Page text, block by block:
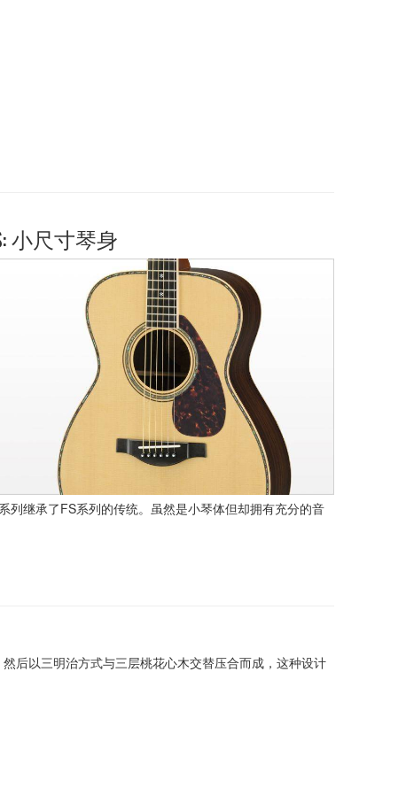
小尺寸琴身
列继承了FS系列的传统。虽然是小琴体但却拥有充分的音
后以三明治方式与三层桃花心木交替压合而成，这种设计